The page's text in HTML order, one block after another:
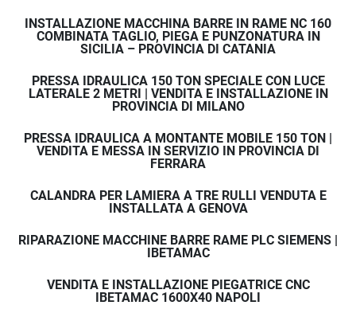
INSTALLAZIONE MACCHINA BARRE IN RAME NC 160
COMBINATA TAGLIO, PIEGA E PUNZONATURA IN
SICILIA – PROVINCIA DI CATANIA
PRESSA IDRAULICA 150 TON SPECIALE CON LUCE
LATERALE 2 METRI | VENDITA E INSTALLAZIONE IN
PROVINCIA DI MILANO
PRESSA IDRAULICA A MONTANTE MOBILE 150 TON |
VENDITA E MESSA IN SERVIZIO IN PROVINCIA DI
FERRARA
CALANDRA PER LAMIERA A TRE RULLI VENDUTA E
INSTALLATA A GENOVA
RIPARAZIONE MACCHINE BARRE RAME PLC SIEMENS |
IBETAMAC
VENDITA E INSTALLAZIONE PIEGATRICE CNC
IBETAMAC 1600X40 NAPOLI